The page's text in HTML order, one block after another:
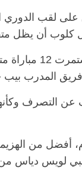
لقب الدوري
كلوب أن يظل
وأنهت النتيجة
المدرب بيب
التصرف
أفضل من
لويس دياس من